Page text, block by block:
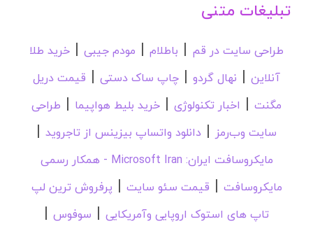
تبلیغات متنی
طراحی سایت در قم | باطلام | مودم جیبی | خرید طلا
آنلاین | نهال گردو | چاپ ساک دستی | قیمت دریل
مگنت | اخبار تکنولوژی | خرید بلیط هواپیما | طراحی
سایت وب‌رمز | دانلود واتساپ بیزینس از تاجروید |
مایکروسافت ایران: Microsoft Iran - همکار رسمی
مایکروسافت | قیمت سئو سایت |پرفروش ترین لپ
تاپ های استوک اروپایی وآمریکایی | سوفوس |